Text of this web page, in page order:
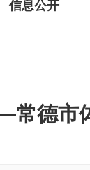
信息公开
德市